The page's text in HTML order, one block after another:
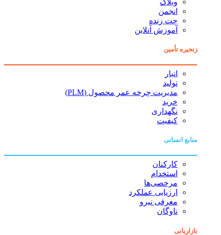
انجمن
چت زنده
آموزش آنلاین
زنجیره تأمین
انبار
تولید
مدیریت چرخه عمر محصول (PLM)
خرید
نگهداری
کیفیت
منابع انسانی
کارکنان
استخدام
مرخصی‌ها
ارزیابی عملکرد
معرفی نیرو
ناوگان
بازاریابی